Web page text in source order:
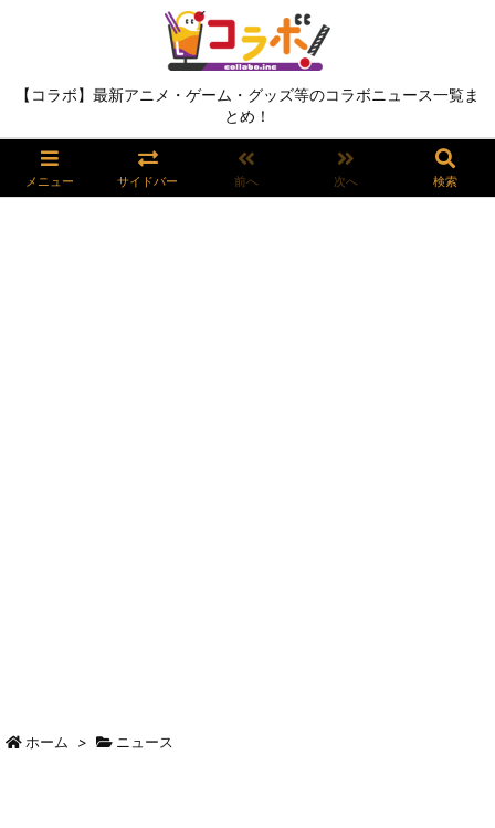
【コラボ】最新アニメ・ゲーム・グッズ等のコラボニュース一覧ま
とめ！
メニュー サイドバー 前へ 次へ 検索
ホーム > ニュース